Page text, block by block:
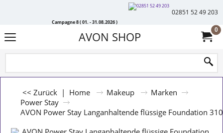
Campagne 8 ( 01. - 31.08.2026 )
02851 52 49 203
AVON SHOP 0
<< Zurück | Home Makeup
Marken
Power Stay
AVON Power Stay Langanhaltende flüssige Foundation